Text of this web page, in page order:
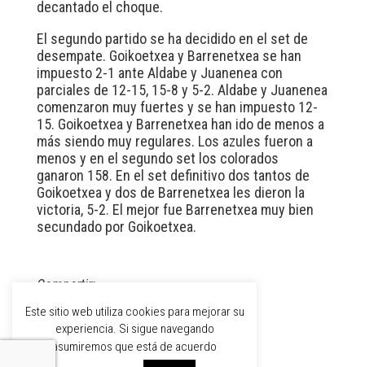
decantado el choque.
El segundo partido se ha decidido en el set de
desempate. Goikoetxea y Barrenetxea se han
impuesto 2-1 ante Aldabe y Juanenea con
parciales de 12-15, 15-8 y 5-2. Aldabe y Juanenea
comenzaron muy fuertes y se han impuesto 12-
15. Goikoetxea y Barrenetxea han ido de menos a
más siendo muy regulares. Los azules fueron a
menos y en el segundo set los colorados
ganaron 158. En el set definitivo dos tantos de
Goikoetxea y dos de Barrenetxea les dieron la
victoria, 5-2. El mejor fue Barrenetxea muy bien
secundado por Goikoetxea.
Compartir:
Este sitio web utiliza cookies para mejorar su
experiencia. Si sigue navegando
asumiremos que está de acuerdo